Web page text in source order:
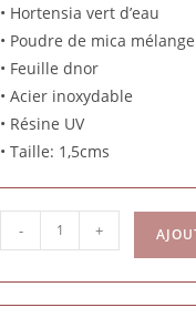
• Hortensia vert d’eau
• Poudre de mica
• Feuille dnor
• Acier inoxydable
• Résine UV
• Taille: 1,5cms
- +